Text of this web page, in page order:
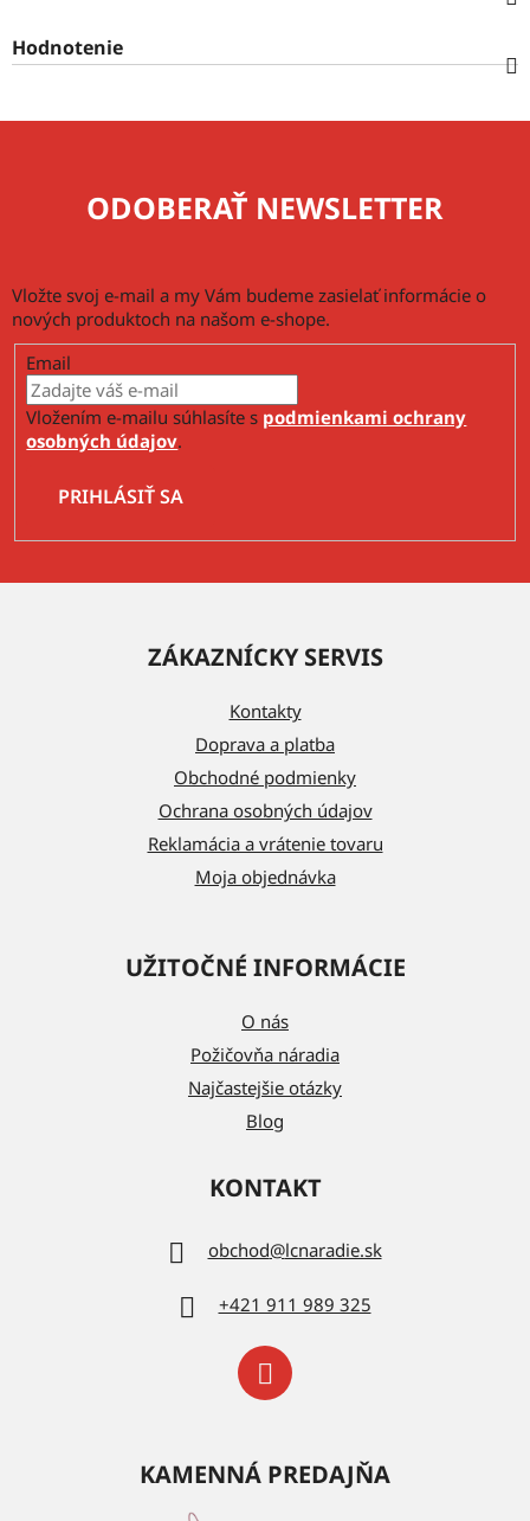
Hodnotenie
ODOBERAŤ NEWSLETTER
Vložte svoj e-mail a my Vám budeme zasielať informácie o
nových produktoch na našom e-shope.
Email
Vložením e-mailu súhlasíte s podmienkami ochrany
osobných údajov.
PRIHLÁSIŤ SA
ZÁKAZNÍCKY SERVIS
Kontakty
Doprava a platba
Obchodné podmienky
Ochrana osobných údajov
Reklamácia a vrátenie tovaru
Moja objednávka
UŽITOČNÉ INFORMÁCIE
O nás
Požičovňa náradia
Najčastejšie otázky
Blog
KONTAKT
obchod@lcnaradie.sk
+421 911 989 325
KAMENNÁ PREDAJŇA